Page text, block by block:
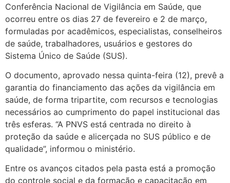
Conferência Nacional de Vigilância em Saúde, que
ocorreu entre os dias 27 de fevereiro e 2 de março,
formuladas por acadêmicos, especialistas, conselheiros
de saúde, trabalhadores, usuários e gestores do
Sistema Único de Saúde (SUS).
O documento, aprovado nessa quinta-feira (12), prevê a
garantia do financiamento das ações da vigilância em
saúde, de forma tripartite, com recursos e tecnologias
necessários ao cumprimento do papel institucional das
três esferas. “A PNVS está centrada no direito à
proteção da saúde e alicerçada no SUS público e de
qualidade”, informou o ministério.
Entre os avanços citados pela pasta está a promoção
do controle social e da formação e capacitação em